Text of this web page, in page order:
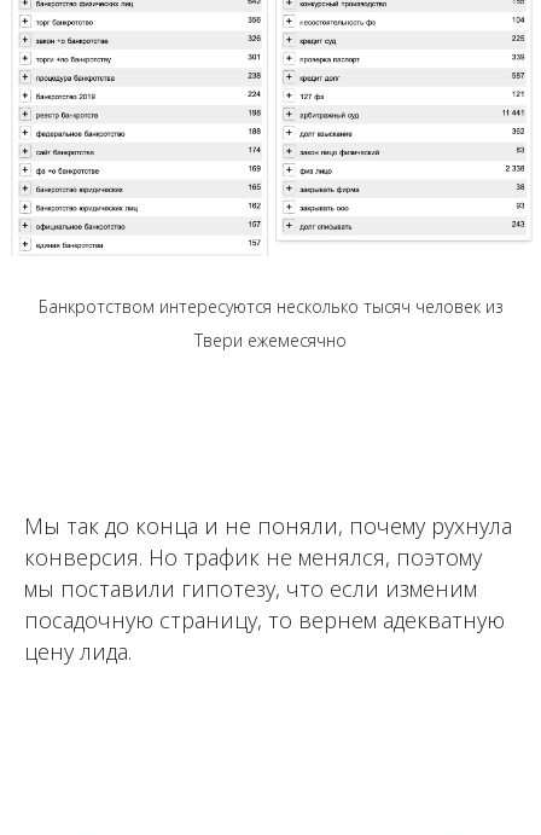
Банкротством интересуются несколько тысяч человек из
Твери ежемесячно
Мы так до конца и не поняли, почему рухнула
конверсия. Но трафик не менялся, поэтому
мы поставили гипотезу, что если изменим
посадочную страницу, то вернем адекватную
цену лида.